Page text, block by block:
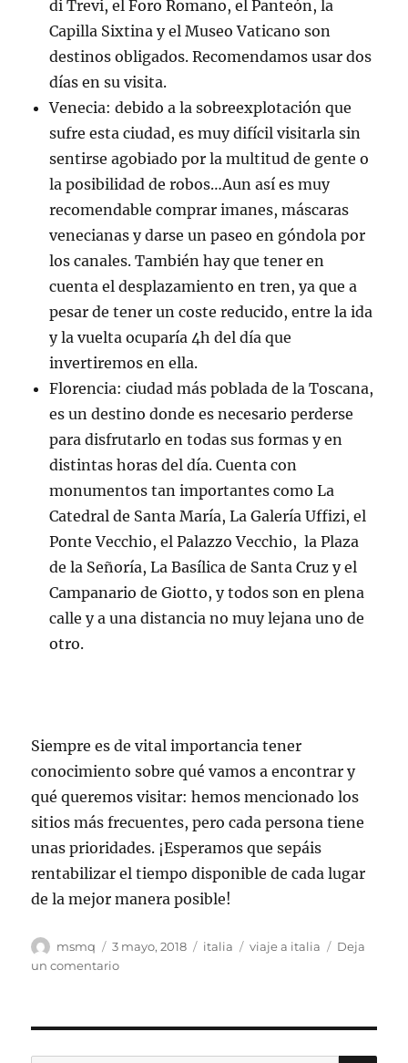
di Trevi, el Foro Romano, el Panteón, la
Capilla Sixtina y el Museo Vaticano son
destinos obligados. Recomendamos usar dos
días en su visita.
Venecia: debido a la sobreexplotación que
sufre esta ciudad, es muy difícil visitarla sin
sentirse agobiado por la multitud de gente o
la posibilidad de robos…Aun así es muy
recomendable comprar imanes, máscaras
venecianas y darse un paseo en góndola por
los canales. También hay que tener en
cuenta el desplazamiento en tren, ya que a
pesar de tener un coste reducido, entre la ida
y la vuelta ocuparía 4h del día que
invertiremos en ella.
Florencia: ciudad más poblada de la Toscana,
es un destino donde es necesario perderse
para disfrutarlo en todas sus formas y en
distintas horas del día. Cuenta con
monumentos tan importantes como La
Catedral de Santa María, La Galería Uffizi, el
Ponte Vecchio, el Palazzo Vecchio, la Plaza
de la Señoría, La Basílica de Santa Cruz y el
Campanario de Giotto, y todos son en plena
calle y a una distancia no muy lejana uno de
otro.
Siempre es de vital importancia tener
conocimiento sobre qué vamos a encontrar y
qué queremos visitar: hemos mencionado los
sitios más frecuentes, pero cada persona tiene
unas prioridades. ¡Esperamos que sepáis
rentabilizar el tiempo disponible de cada lugar
de la mejor manera posible!
Autor
msmq
Publicado
el
3 mayo, 2018 Categorías
italia Etiquetas
viaje a italia
Deja
un comentarioen
de